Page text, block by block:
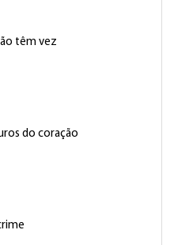
têm vez
do coração